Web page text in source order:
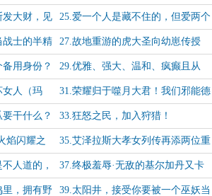
我只会心疼哥哥
发大财，见
爹”
25.爱一个人是藏不住的，但爱两个
你可要藏好了，不然就是戴琳的下场
战士的半精 27.故地重游的虎大圣向幼崽传授
了“父慈女孝”的传捅美德
用身份？ 29.优雅、强大、温和、疯癫且从
容，懂了！迷人的大反派对吧？
女人（玛 31.荣耀归于噬月大君！我们邪能德
鲁伊真是太厉害啦
干什么？ 33.狂怒之民，加入狩猎！
焰闪耀之 35.艾泽拉斯大孝女列传再添两位重
量级人物
人道的，
1/10】
37.终极羞辱·无敌的基尔加丹又卡
在马桶口啦-加更【2/10】
里，拥有野 39.太阳井，接受你要被一个巫妖当